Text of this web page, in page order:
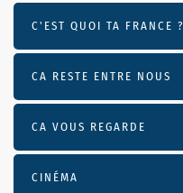
C'EST QUOI TA FRANCE ?
CA RESTE ENTRE NOUS
CA VOUS REGARDE
CINÉMA